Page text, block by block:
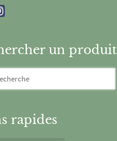
un produit
:
rapides